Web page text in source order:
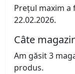
Prețul maxim a
22.02.2026.
Câte
Am găsit 3
produs.